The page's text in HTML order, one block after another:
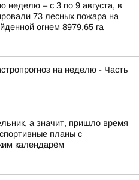
неделю – с 3 по 9 августа, в
73 лесных пожара на
огнем 8979,65 га
на неделю - Часть
а значит, пришло время
планы с
календарём